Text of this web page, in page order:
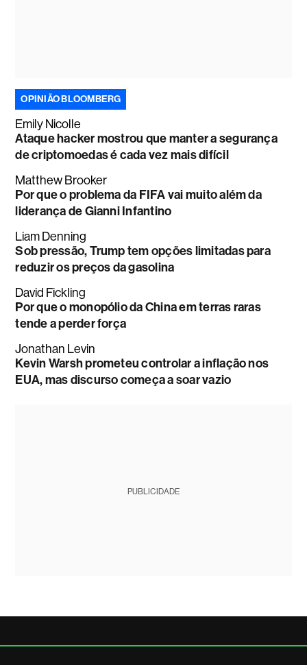
OPINIÃO BLOOMBERG
Emily Nicolle
Ataque hacker mostrou que manter a segurança
de criptomoedas é cada vez mais difícil
Matthew Brooker
Por que o problema da FIFA vai muito além da
liderança de Gianni Infantino
Liam Denning
Sob pressão, Trump tem opções limitadas para
reduzir os preços da gasolina
David Fickling
Por que o monopólio da China em terras raras
tende a perder força
Jonathan Levin
Kevin Warsh prometeu controlar a inflação nos
EUA, mas discurso começa a soar vazio
PUBLICIDADE